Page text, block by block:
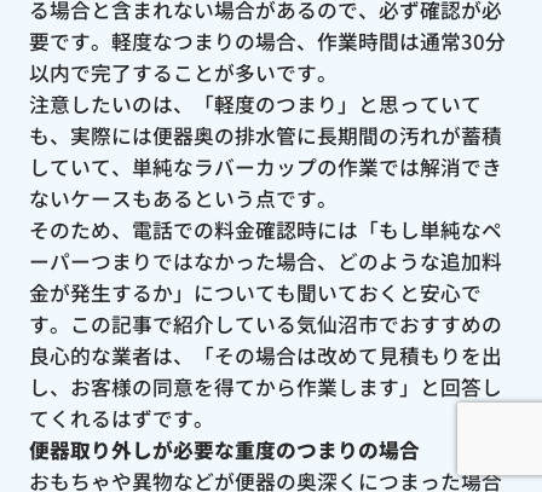
る場合と含まれない場合があるので、必ず確認が必
要です。軽度なつまりの場合、作業時間は通常30分
以内で完了することが多いです。
注意したいのは、「軽度のつまり」と思っていて
も、実際には便器奥の排水管に長期間の汚れが蓄積
していて、単純なラバーカップの作業では解消でき
ないケースもあるという点です。
そのため、電話での料金確認時には「もし単純なペ
ーパーつまりではなかった場合、どのような追加料
金が発生するか」についても聞いておくと安心で
す。この記事で紹介している気仙沼市でおすすめの
良心的な業者は、「その場合は改めて見積もりを出
し、お客様の同意を得てから作業します」と回答し
てくれるはずです。
便器取り外しが必要な重度のつまりの場合
おもちゃや異物などが便器の奥深くにつまった場合